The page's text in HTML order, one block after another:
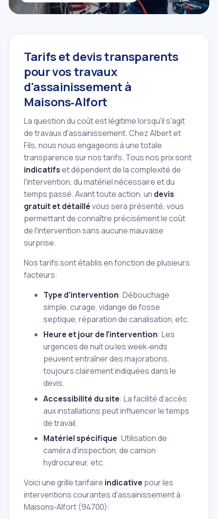
Tarifs et devis transparents
pour vos travaux
d'assainissement à
Maisons‑Alfort
La question du coût est légitime lorsqu'il s'agit
de travaux d'assainissement. Chez Albert et
Fils, nous nous engageons à une totale
transparence sur nos tarifs. Tous nos prix sont
indicatifset dépendent de la complexité de
l'intervention, du matériel nécessaire et du
temps passé. Avant toute action, un devis
gratuit et détaillévous sera présenté, vous
permettant de connaître précisément le coût
de l'intervention sans aucune mauvaise
surprise.
Nos tarifs sont établis en fonction de plusieurs
facteurs:
Type d'intervention: Débouchage
simple, curage, vidange de fosse
septique, réparation de canalisation, etc.
Heure et jour de l'intervention: Les
urgences de nuit ou les week‑ends
peuvent entraîner des majorations,
toujours clairement indiquées dans le
devis.
Accessibilité du site: La facilité d'accès
aux installations peut influencer le temps
de travail.
Matériel spécifique: Utilisation de
caméra d'inspection, de camion
hydrocureur, etc.
Voici une grille tarifaire indicative pour les
interventions courantes d'assainissement à
Maisons‑Alfort (94700):